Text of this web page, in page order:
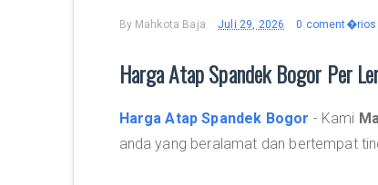
By Mahkota Baja Juli 29, 2026 0 coment�rios
Harga Atap Spandek Bogor Per
Harga Atap Spandek Bogor - Kami
anda yang beralamat dan bertempat